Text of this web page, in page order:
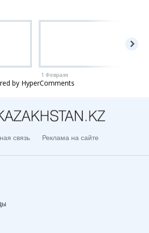
1 Февраля
by HyperComments
связь Реклама на сайте